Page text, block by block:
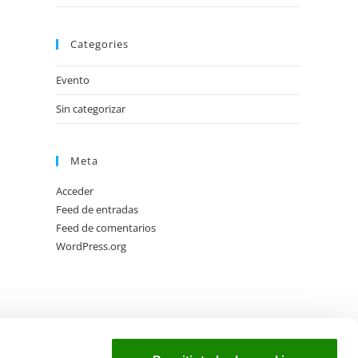
Categories
Evento
Sin categorizar
Meta
Acceder
Feed de entradas
Feed de comentarios
WordPress.org